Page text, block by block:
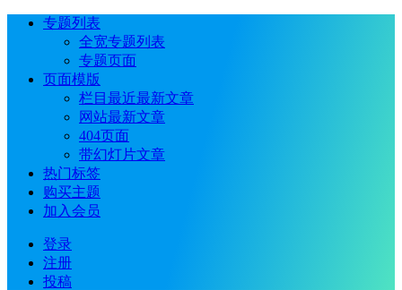
专题列表
全宽专题列表
专题页面
页面模版
栏目最近最新文章
网站最新文章
404页面
带幻灯片文章
热门标签
购买主题
加入会员
登录
注册
投稿